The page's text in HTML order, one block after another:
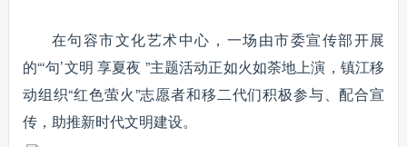
在句容市文化艺术中心，一场由市委宣传部开展
的“‘句’文明 享夏夜 ”主题活动正如火如荼地上演，镇江移
动组织“红色萤火”志愿者和移二代们积极参与、配合宣
传，助推新时代文明建设。